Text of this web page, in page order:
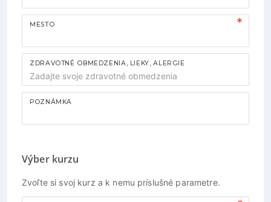
MESTO
ZDRAVOTNÉ OBMEDZENIA, LIEKY, ALERGIE
POZNÁMKA
Výber kurzu
Zvoľte si svoj kurz a k nemu príslušné parametre.